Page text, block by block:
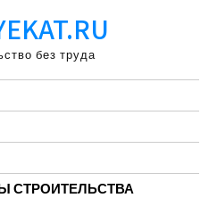
без труда
СТРОИТЕЛЬСТВА